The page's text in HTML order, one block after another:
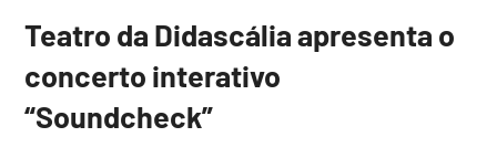
Teatro da Didascália apresenta o
concerto interativo
“Soundcheck”